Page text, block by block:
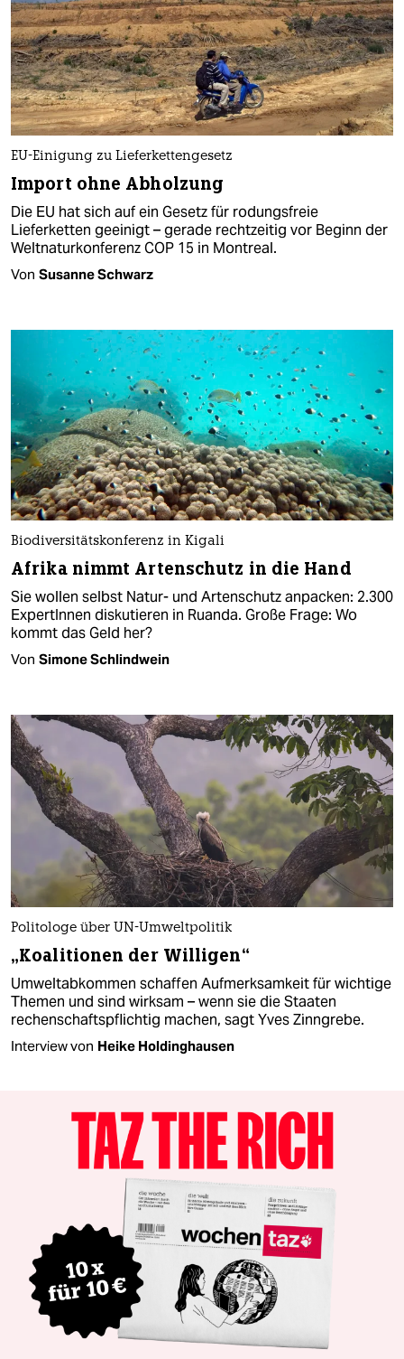
EU-Einigung zu Lieferkettengesetz
Import ohne Abholzung
Die EU hat sich auf ein Gesetz für rodungsfreie
Lieferketten geeinigt – gerade rechtzeitig vor Beginn der
Weltnaturkonferenz COP 15 in Montreal.
Von Susanne Schwarz
Biodiversitätskonferenz in Kigali
Afrika nimmt Artenschutz in die Hand
Sie wollen selbst Natur- und Artenschutz anpacken: 2.300
ExpertInnen diskutieren in Ruanda. Große Frage: Wo
kommt das Geld her?
Von Simone Schlindwein
Politologe über UN-Umweltpolitik
„Koalitionen der Willigen“
Umweltabkommen schaffen Aufmerksamkeit für wichtige
Themen und sind wirksam – wenn sie die Staaten
rechenschaftspflichtig machen, sagt Yves Zinngrebe.
Interview von Heike Holdinghausen